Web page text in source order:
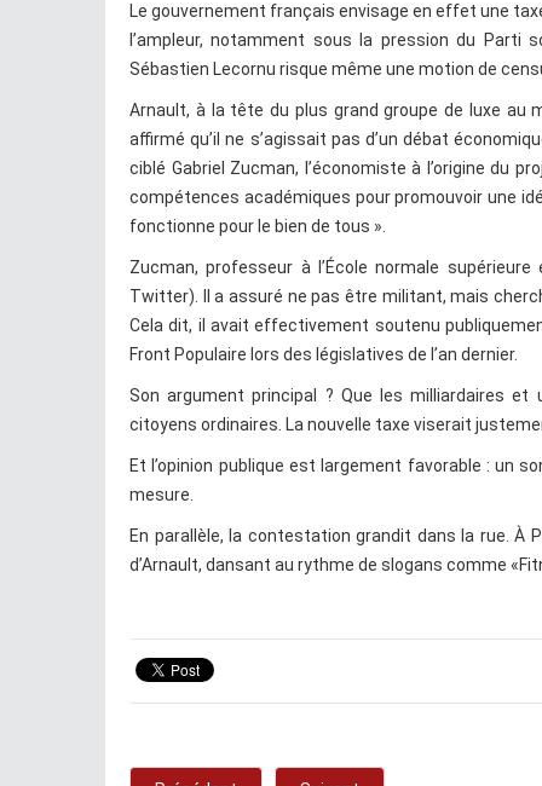
Le gouvernement français envisage en effet une
l’ampleur, notamment sous la pression du Parti
Sébastien Lecornu risque même une motion de
Arnault, à la tête du plus grand groupe de luxe au
affirmé qu’il ne s’agissait pas d’un débat
ciblé Gabriel Zucman, l’économiste à l’origine du
compétences académiques pour promouvoir une
fonctionne pour le bien de tous ».
Zucman, professeur à l’École normale
Twitter). Il a assuré ne pas être militant, mais
Cela dit, il avait effectivement soutenu
Front Populaire lors des législatives de l’an dernier.
Son argument principal ? Que les milliardaires et
citoyens ordinaires. La nouvelle taxe viserait
Et l’opinion publique est largement favorable : un
mesure.
En parallèle, la contestation grandit dans la rue.
d’Arnault, dansant au rythme de slogans comme